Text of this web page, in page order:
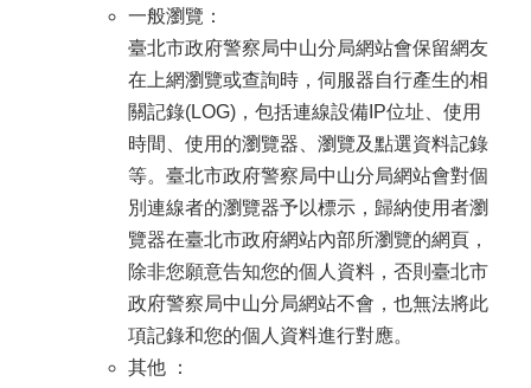
一般瀏覽：
臺北市政府警察局中山分局網站會保留網友
在上網瀏覽或查詢時，伺服器自行產生的相
關記錄(LOG)，包括連線設備IP位址、使用
時間、使用的瀏覽器、瀏覽及點選資料記錄
等。臺北市政府警察局中山分局網站會對個
別連線者的瀏覽器予以標示，歸納使用者瀏
覽器在臺北市政府網站內部所瀏覽的網頁，
除非您願意告知您的個人資料，否則臺北市
政府警察局中山分局網站不會，也無法將此
項記錄和您的個人資料進行對應。
其他 ：